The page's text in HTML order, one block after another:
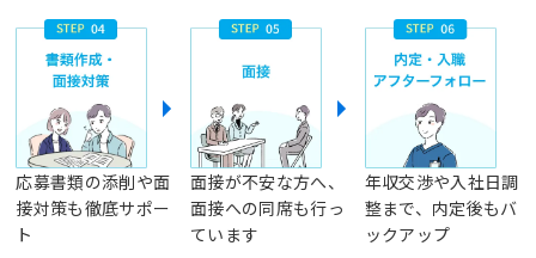
応募書類の添削や面
接対策も徹底サポー
ト
面接が不安な方へ、
面接への同席も行っ
ています
年収交渉や入社日調
整まで、内定後もバ
ックアップ